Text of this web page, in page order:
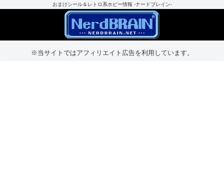
おまけシール＆レトロ系ホビー情報 -ナードブレイン-
※当サイトではアフィリエイト広告を利用しています。